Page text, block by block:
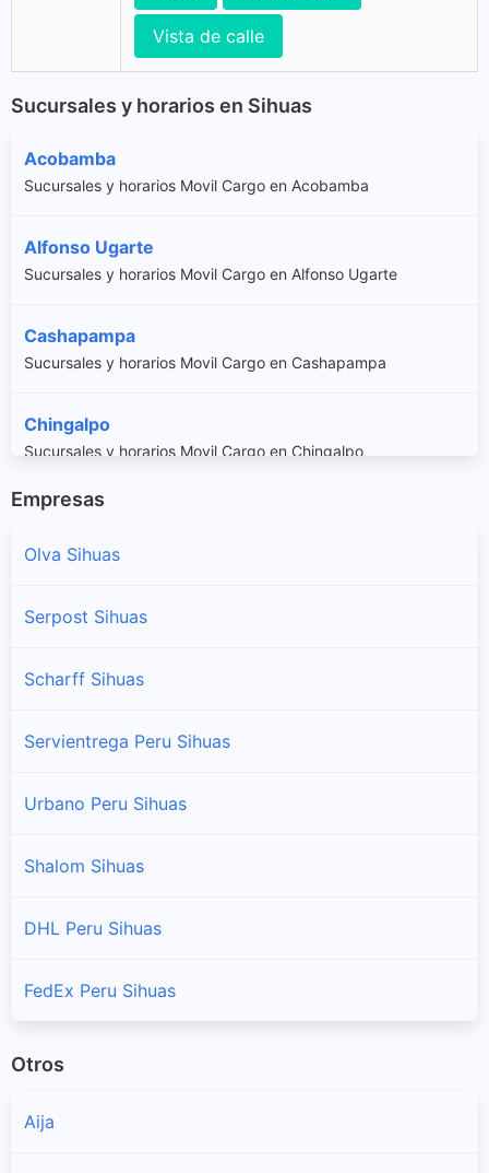
Vista de calle
Sucursales y horarios en Sihuas
Acobamba
Sucursales y horarios Movil Cargo en Acobamba
Alfonso Ugarte
Sucursales y horarios Movil Cargo en Alfonso Ugarte
Cashapampa
Sucursales y horarios Movil Cargo en Cashapampa
Chingalpo
Sucursales y horarios Movil Cargo en Chingalpo
Huayllabamba
Sucursales y horarios Movil Cargo en Quiches
Ragash
Sucursales y horarios Movil Cargo en San Juan
Sicsibamba
Sucursales y horarios Movil Cargo en Sihuas
Empresas
Olva Sihuas
Serpost Sihuas
Scharff Sihuas
Servientrega Peru Sihuas
Urbano Peru Sihuas
Shalom Sihuas
DHL Peru Sihuas
FedEx Peru Sihuas
Otros
Aija